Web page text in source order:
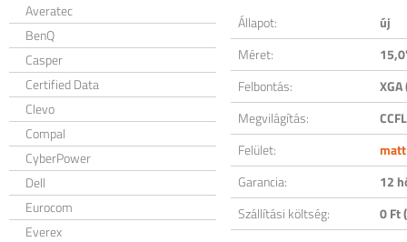
Averatec
BenQ
Casper
Certified Data
Clevo
Compal
CyberPower
Dell
Eurocom
Everex
Állapot:
új
Méret:
Felbontás:
Megvilágítás:
CCFL
Felület:
matt
Garancia:
12
Szállítási költség:
0 Ft